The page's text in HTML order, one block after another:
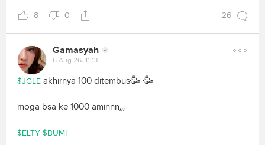
8 0 26
Gamasyah
6 Aug 26, 11:13
$JGLE akhirnya 100 ditembus🥳 🥳
moga bsa ke 1000 aminnn,,,
$ELTY $BUMI